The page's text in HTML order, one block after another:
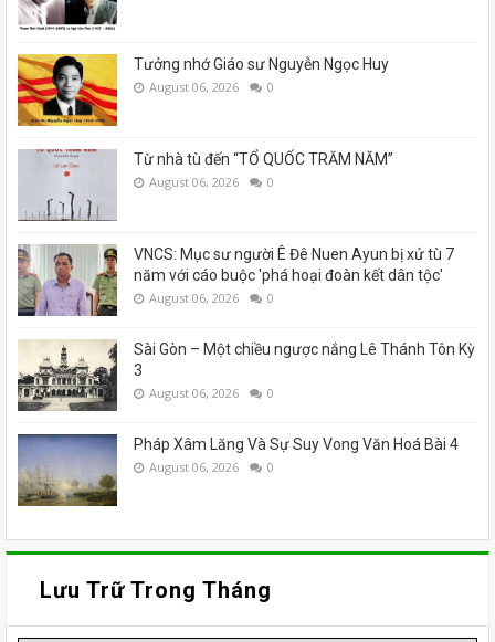
Tưởng nhớ Giáo sư Nguyễn Ngọc Huy
August 06, 2026 0
Từ nhà tù đến “TỔ QUỐC TRĂM NĂM”
August 06, 2026 0
VNCS: Mục sư người Ê Đê Nuen Ayun bị xử tù 7
năm với cáo buộc 'phá hoại đoàn kết dân tộc'
August 06, 2026 0
Sài Gòn – Một chiều ngược nắng Lê Thánh Tôn Kỳ
3
August 06, 2026 0
Pháp Xâm Lăng Và Sự Suy Vong Văn Hoá Bài 4
August 06, 2026 0
Lưu Trữ Trong Tháng